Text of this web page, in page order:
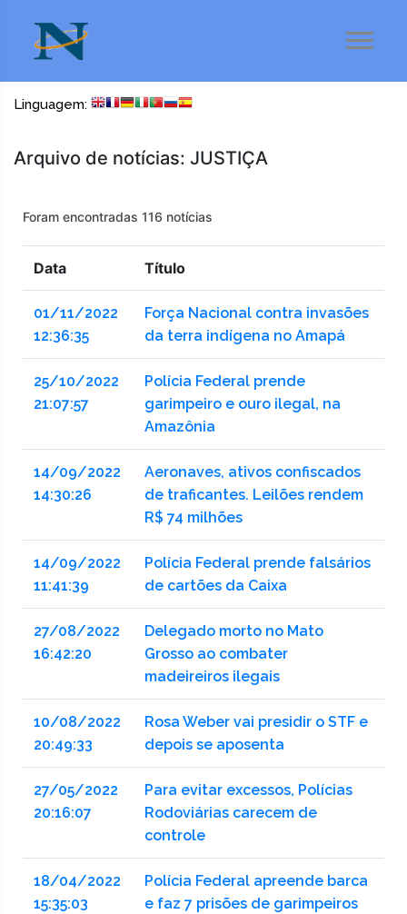
Linguagem:
Arquivo de notícias: JUSTIÇA
Foram encontradas 116 notícias
Data Título
01/11/2022
12:36:35
Força Nacional contra invasões
da terra indígena no Amapá
25/10/2022
21:07:57
Polícia Federal prende
garimpeiro e ouro ilegal, na
Amazônia
14/09/2022
14:30:26
Aeronaves, ativos confiscados
de traficantes. Leilões rendem
R$ 74 milhões
14/09/2022
11:41:39
Polícia Federal prende falsários
de cartões da Caixa
27/08/2022
16:42:20
Delegado morto no Mato
Grosso ao combater
madeireiros ilegais
10/08/2022
20:49:33
Rosa Weber vai presidir o STF e
depois se aposenta
27/05/2022
20:16:07
Para evitar excessos, Polícias
Rodoviárias carecem de
controle
18/04/2022
15:35:03
Polícia Federal apreende barca
e faz 7 prisões de garimpeiros